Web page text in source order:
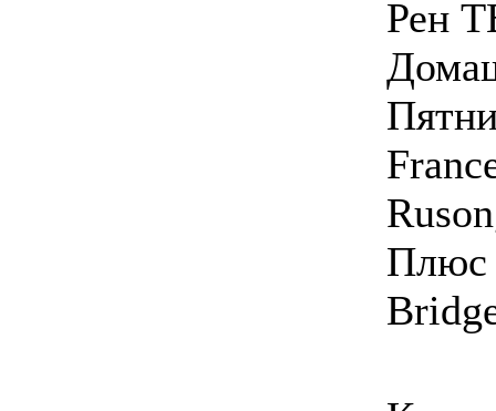
Рен